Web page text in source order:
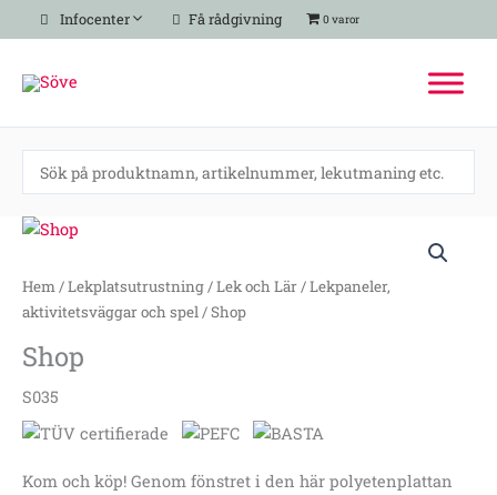
Hoppa
till
Infocenter Få rådgivning 0 varor
Hem/Lekplatsutrustning/Lek och Lär/Lekpaneler,
aktivitetsväggar och spel/ Shop
Shop
S035
Kom och köp! Genom fönstret i den här polyetenplattan
Shop